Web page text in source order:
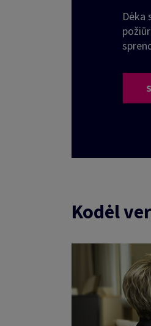
Dėka
Kodėl